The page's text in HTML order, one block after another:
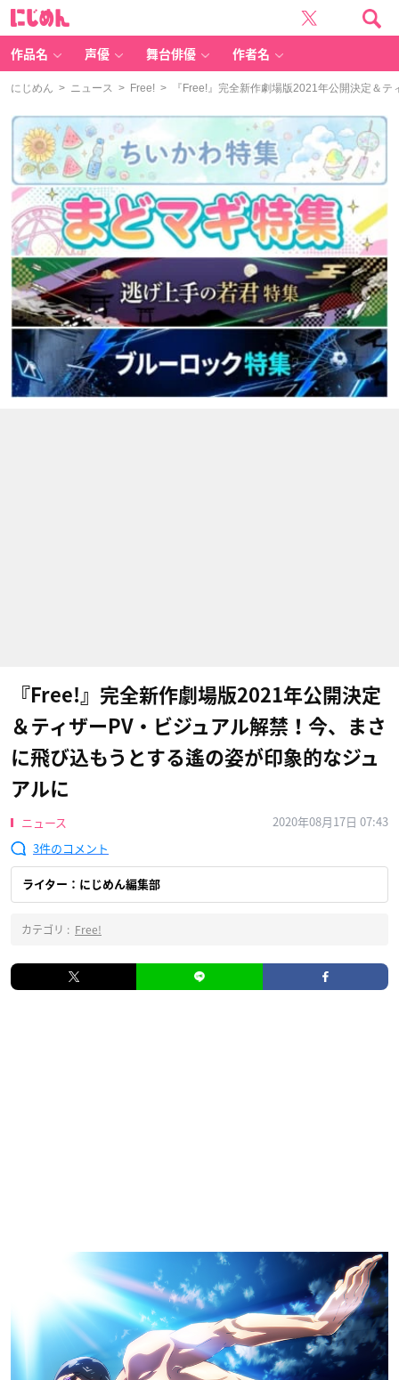
作品名 声優 舞台俳優 作者名
にじめん > ニュース > Free! > 『Free!』完全新作劇場版2021年公開決定＆テ
『Free!』完全新作劇場版2021年公開決定
＆ティザーPV・ビジュアル解禁！今、まさ
に飛び込もうとする遙の姿が印象的なジュ
アルに
ニュース
2020年08月17日 07:43
3
ライター：にじめん編集部
カテゴリ : Free!